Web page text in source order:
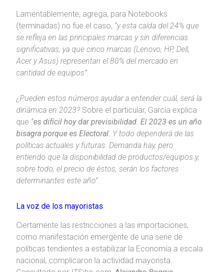
Lamentablemente, agrega, para Notebooks
(terminadas) no fue el caso, “y esta caída del 24% que
se refleja en las principales marcas y sin diferencias
significativas, ya que cinco marcas (Lenovo, HP, Dell,
Acer y Asus) representan el 80% del mercado en
cantidad de equipos”.
¿Pueden estos números ayudar a entender cuál, será la
dinámica en 2023? Sobre el particular, García explica
que “es difícil hoy dar previsibilidad. El 2023 es un año
bisagra porque es Electoral. Y todo dependerá de las
políticas actuales y futuras. Demanda hay, pero
entiendo que la disponibilidad de productos/equipos y,
sobre todo, el precio de éstos, serán los factores
determinantes este año”.
La voz de los mayoristas
Ciertamente las restricciones a las importaciones,
como manifestación emergente de una serie de
políticas tendientes a estabilizar la Economía a escala
nacional, complicaron la actividad mayorista.